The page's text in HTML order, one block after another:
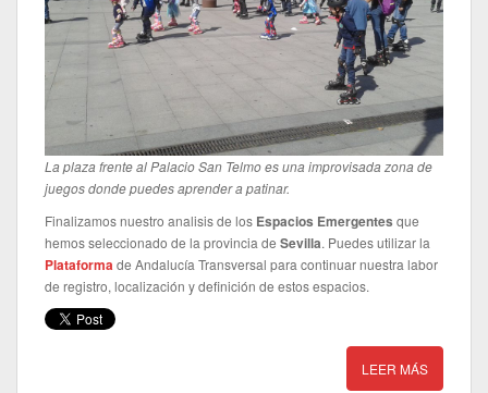
La plaza frente al Palacio San Telmo es una improvisada zona de
juegos donde puedes aprender a patinar.
Finalizamos nuestro analisis de los Espacios Emergentes que
hemos seleccionado de la provincia de Sevilla. Puedes utilizar la
Plataforma de Andalucía Transversal para continuar nuestra labor
de registro, localización y definición de estos espacios.
LEER MÁS